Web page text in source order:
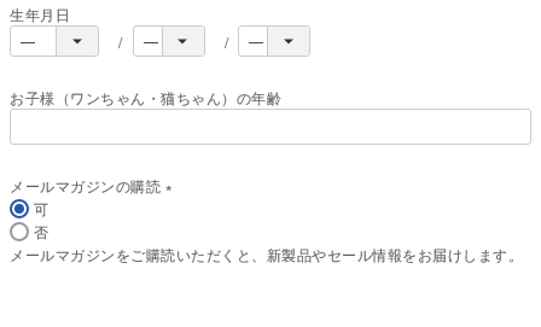
生年月日
お子様（ワンちゃん・猫ちゃん）の年齢
メールマガジンの購読
須
可
否
メールマガジンをご購読いただくと、新製品やセール情報をお届けします。